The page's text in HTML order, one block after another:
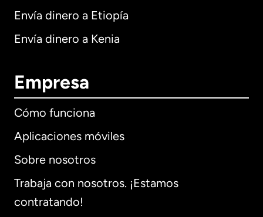
Envía dinero a Etiopía
Envía dinero a Kenia
Empresa
Cómo funciona
Aplicaciones móviles
Sobre nosotros
Trabaja con nosotros. ¡Estamos
contratando!